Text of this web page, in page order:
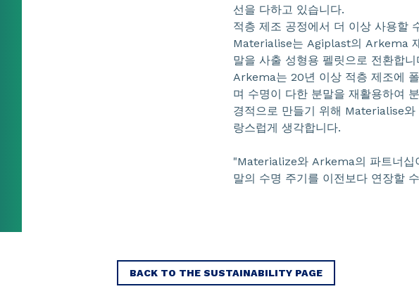
선을 다하고 있습니다.
적층 제조 공정에서 더 이상 사용할
Materialise는 Agiplast의 Arkema
말을 사출 성형용 펠릿으로 전환합니
Arkema는 20년 이상 적층 제조에
며 수명이 다한 분말을 재활용하여
경적으로 만들기 위해 Materialise
랑스럽게 생각합니다.
"Materialize와 Arkema의 파트너십
말의 수명 주기를 이전보다 연장할
BACK TO THE SUSTAINABILITY PAGE